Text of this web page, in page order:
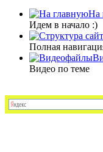
На
Идем в начало :)
Полная
Видео по теме